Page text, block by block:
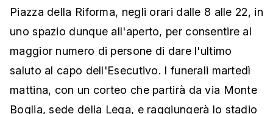
Piazza della Riforma, negli orari dalle 8 alle 22, in
uno spazio dunque all'aperto, per consentire al
maggior numero di persone di dare l'ultimo
saluto al capo dell'Esecutivo. I funerali martedì
mattina, con un corteo che partirà da via Monte
Boglia, sede della Lega, e raggiungerà lo stadio